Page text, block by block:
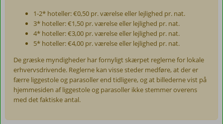
1-2* hoteller: €0,50 pr. værelse eller lejlighed pr. nat.
3* hoteller: €1,50 pr. værelse eller lejlighed pr. nat.
4* hoteller: €3,00 pr. værelse eller lejlighed pr. nat.
5* hoteller: €4,00 pr. værelse eller lejlighed pr. nat.
De græske myndigheder har fornyligt skærpet reglerne for lokale
erhvervsdrivende. Reglerne kan visse steder medføre, at der er
færre liggestole og parasoller end tidligere, og at billederne vist på
hjemmesiden af liggestole og parasoller ikke stemmer overens
med det faktiske antal.